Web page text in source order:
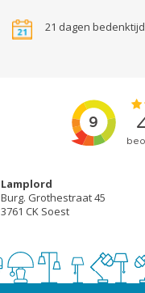
21 dagen bedenktijd
Lamplord
Burg. Grothestraat 45
3761 CK Soest